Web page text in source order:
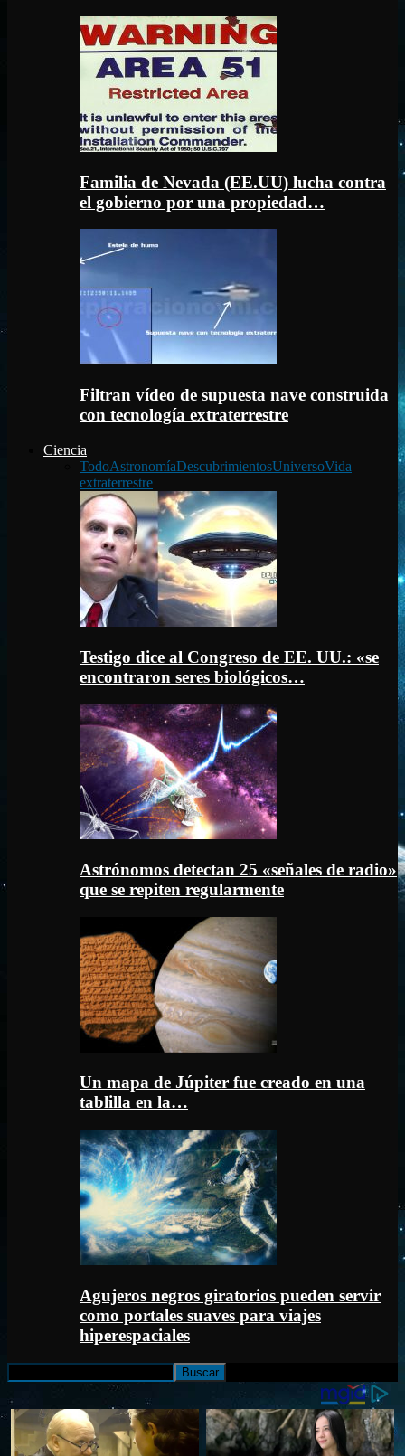
Familia de Nevada (EE.UU) lucha contra
el gobierno por una propiedad…
Filtran vídeo de supuesta nave construida
con tecnología extraterrestre
Ciencia
TodoAstronomíaDescubrimientosUniversoVida
extraterrestre
Testigo dice al Congreso de EE. UU.: «se
encontraron seres biológicos…
Astrónomos detectan 25 «señales de radio»
que se repiten regularmente
Un mapa de Júpiter fue creado en una
tablilla en la…
Agujeros negros giratorios pueden servir
como portales suaves para viajes
hiperespaciales